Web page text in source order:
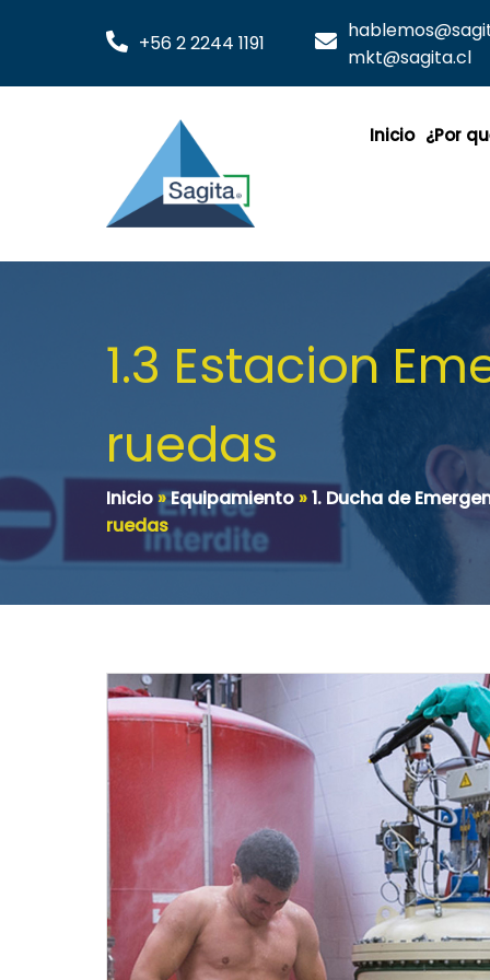
+56 2 2244 1191
mkt@sagita.cl
Inicio ¿Por
1.3 Estacion
ruedas
Inicio»Equipamiento»1. Ducha de
ruedas